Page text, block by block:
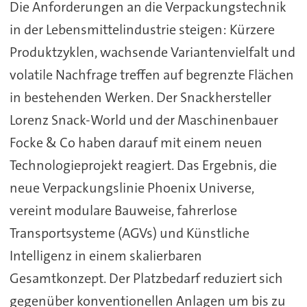
Die Anforderungen an die Verpackungstechnik
in der Lebensmittelindustrie steigen: Kürzere
Produktzyklen, wachsende Variantenvielfalt und
volatile Nachfrage treffen auf begrenzte Flächen
in bestehenden Werken. Der Snackhersteller
Lorenz Snack-World und der Maschinenbauer
Focke & Co haben darauf mit einem neuen
Technologieprojekt reagiert. Das Ergebnis, die
neue Verpackungslinie Phoenix Universe,
vereint modulare Bauweise, fahrerlose
Transportsysteme (AGVs) und Künstliche
Intelligenz in einem skalierbaren
Gesamtkonzept. Der Platzbedarf reduziert sich
gegenüber konventionellen Anlagen um bis zu